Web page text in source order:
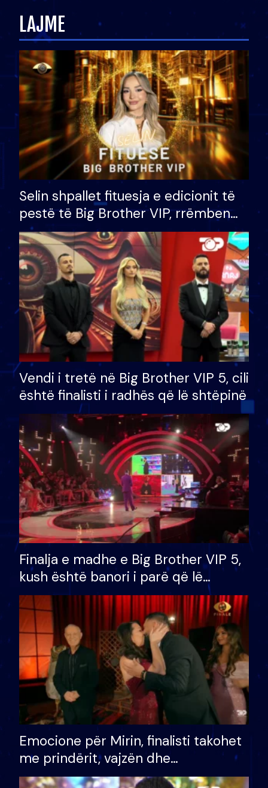
LAJME
Selin shpallet fituesja e edicionit të
pestë të Big Brother VIP, rrëmben
çmimin e madh prej 100 mijë eurosh
Vendi i tretë në Big Brother VIP 5, cili
është finalisti i radhës që lë shtëpinë
Finalja e madhe e Big Brother VIP 5,
kush është banori i parë që lë
shtëpinë dhe humb mundësinë për
të fituar çmimin e madh
Emocione për Mirin, finalisti takohet
me prindërit, vajzën dhe
bashkëshorten: S’kemi ndonjë letër